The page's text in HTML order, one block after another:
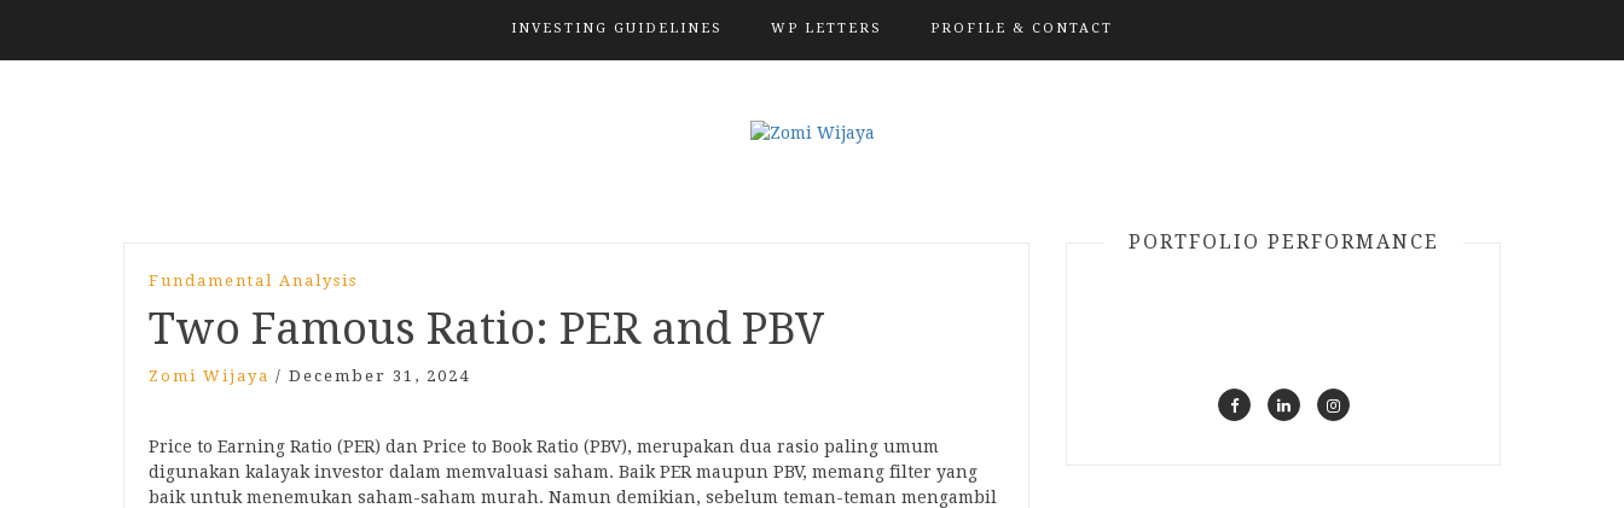
INVESTING GUIDELINES WP LETTERS PROFILE & CONTACT
Fundamental Analysis
Two Famous Ratio: PER and PBV
Zomi Wijaya / December 31, 2024
Price to Earning Ratio (PER) dan Price to Book Ratio (PBV), merupakan dua rasio paling umum
digunakan kalayak investor dalam memvaluasi saham. Baik PER maupun PBV, memang filter yang
baik untuk menemukan saham-saham murah. Namun demikian, sebelum teman-teman mengambil
PORTFOLIO PERFORMANCE